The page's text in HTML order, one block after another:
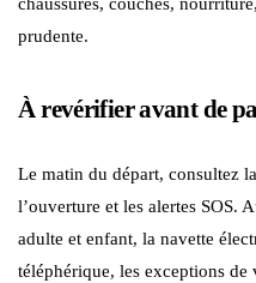
prudente.
À revérifier avant de
Le matin du départ, consultez
l’ouverture et les alertes SOS.
adulte et enfant, la navette
téléphérique, les exceptions